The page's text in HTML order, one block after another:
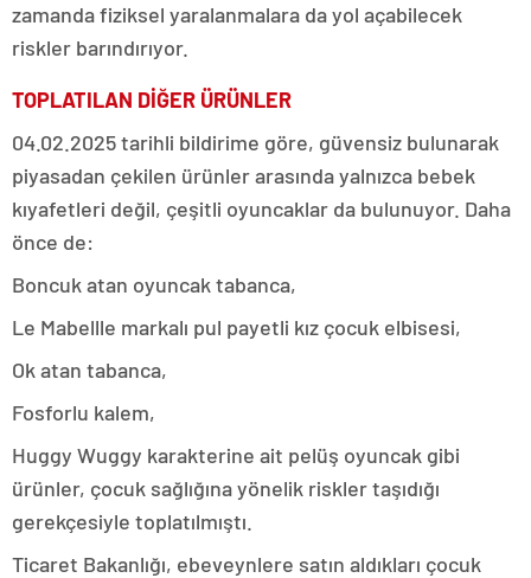
zamanda fiziksel yaralanmalara da yol açabilecek
riskler barındırıyor.
TOPLATILAN DİĞER ÜRÜNLER
04.02.2025 tarihli bildirime göre, güvensiz bulunarak
piyasadan çekilen ürünler arasında yalnızca bebek
kıyafetleri değil, çeşitli oyuncaklar da bulunuyor. Daha
önce de:
Boncuk atan oyuncak tabanca,
Le Mabellle markalı pul payetli kız çocuk elbisesi,
Ok atan tabanca,
Fosforlu kalem,
Huggy Wuggy karakterine ait pelüş oyuncak gibi
ürünler, çocuk sağlığına yönelik riskler taşıdığı
gerekçesiyle toplatılmıştı.
Ticaret Bakanlığı, ebeveynlere satın aldıkları çocuk